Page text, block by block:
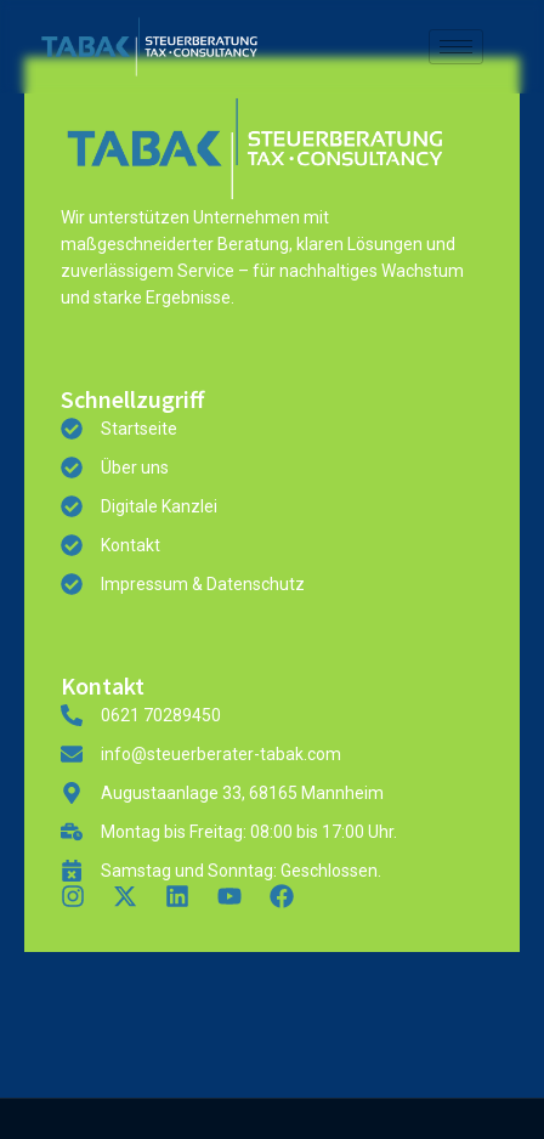
Wir unterstützen Unternehmen mit
maßgeschneiderter Beratung, klaren Lösungen und
zuverlässigem Service – für nachhaltiges Wachstum
und starke Ergebnisse.
Schnellzugriff
Startseite
Über uns
Digitale Kanzlei
Kontakt
Impressum & Datenschutz
Kontakt
0621 70289450
info@steuerberater-tabak.com
Augustaanlage 33, 68165 Mannheim
Montag bis Freitag: 08:00 bis 17:00 Uhr.
Samstag und Sonntag: Geschlossen.